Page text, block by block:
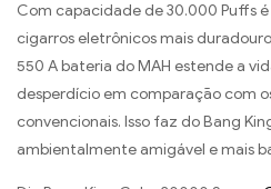
Com capacidade de 30.000 Puffs
cigarros eletrônicos mais
550 A bateria do MAH estende a
desperdício em comparação com
convencionais. Isso faz do Bang
ambientalmente amigável e mais